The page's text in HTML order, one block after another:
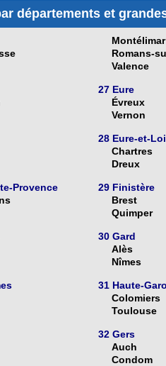
départements et
Provence
Montélimar
Romans-
Valence
27 Eure
Évreux
Vernon
28 Eure-et-
Chartres
Dreux
29 Finistère
Brest
Quimper
30 Gard
Alès
Nîmes
31 Haute-
Colomiers
Toulouse
32 Gers
Auch
Condom